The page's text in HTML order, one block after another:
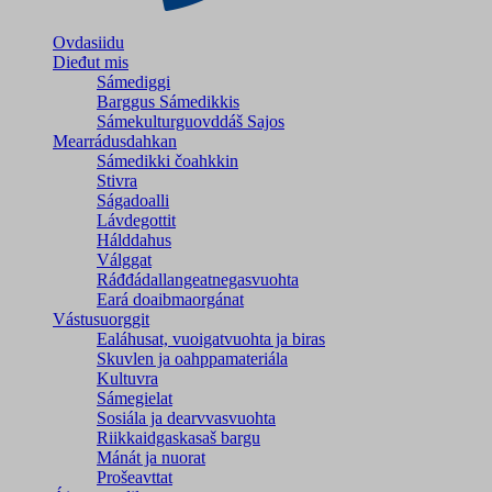
Ovdasiidu
Dieđut mis
Sámediggi
Barggus Sámedikkis
Sámekulturguovddáš Sajos
Mearrádusdahkan
Sámedikki čoahkkin
Stivra
Ságadoalli
Lávdegottit
Hálddahus
Válggat
Ráđđádallangeatnegas­vuohta
Eará doaibmaorgánat
Vástusuorggit
Ealáhusat, vuoigatvuohta ja biras
Skuvlen ja oahppamateriála
Kultuvra
Sámegielat
Sosiála ja dearvvasvuohta
Riikkaidgaskasaš bargu
Mánát ja nuorat
Prošeavttat